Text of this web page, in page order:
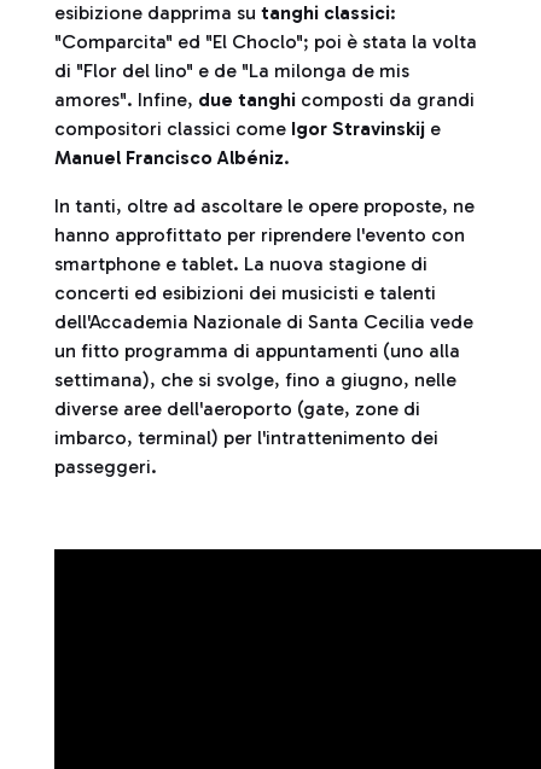
esibizione dapprima su tanghi classici:
"Comparcita" ed "El Choclo"; poi è stata la volta
di "Flor del lino" e de "La milonga de mis
amores". Infine, due tanghi composti da grandi
compositori classici come Igor Stravinskij e
Manuel Francisco Albéniz.
In tanti, oltre ad ascoltare le opere proposte, ne
hanno approfittato per riprendere l'evento con
smartphone e tablet. La nuova stagione di
concerti ed esibizioni dei musicisti e talenti
dell'Accademia Nazionale di Santa Cecilia vede
un fitto programma di appuntamenti (uno alla
settimana), che si svolge, fino a giugno, nelle
diverse aree dell'aeroporto (gate, zone di
imbarco, terminal) per l'intrattenimento dei
passeggeri.